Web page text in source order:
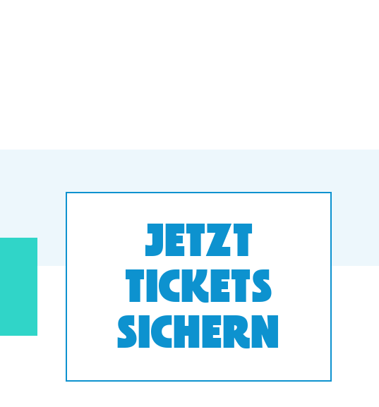
JETZT
TICKETS
SICHERN